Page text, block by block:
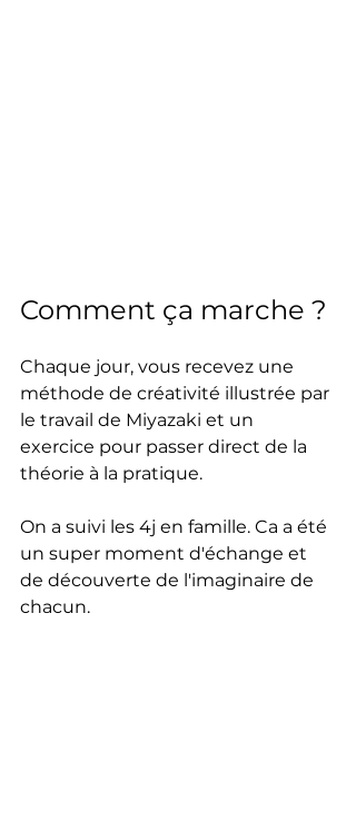
Comment ça marche ?
Chaque jour, vous recevez une
méthode de créativité illustrée par
le travail de Miyazaki et un
exercice pour passer direct de la
théorie à la pratique.
On a suivi les 4j en famille. Ca a été
un super moment d'échange et
de découverte de l'imaginaire de
chacun.